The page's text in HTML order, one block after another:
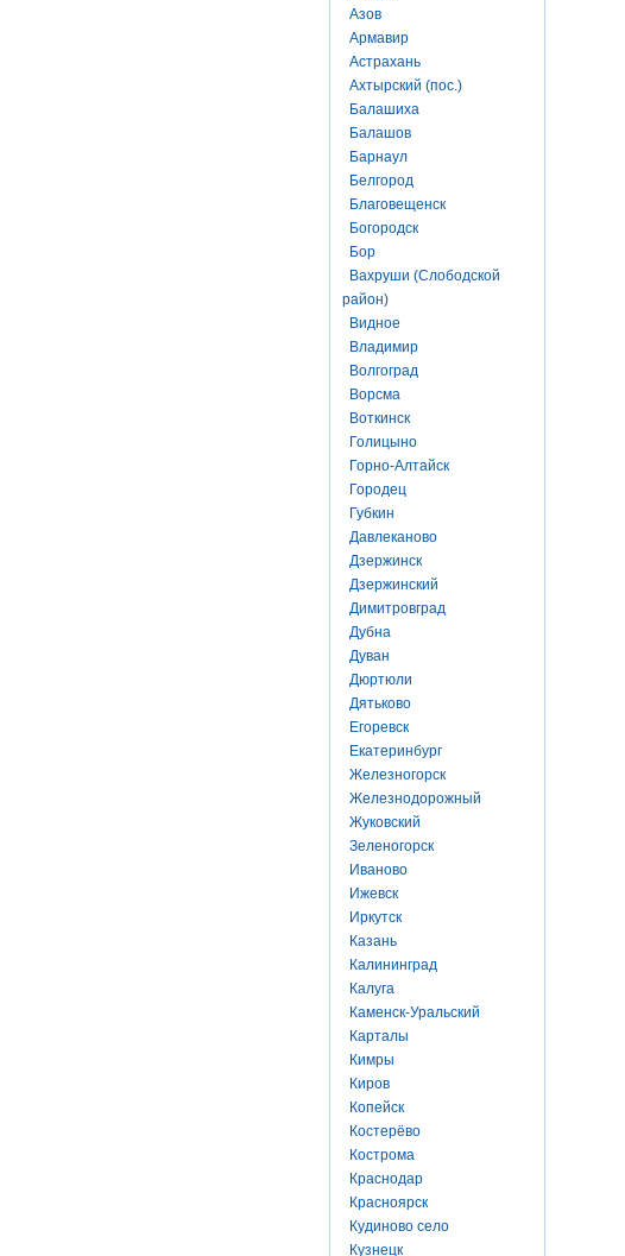
Азов
Армавир
Астрахань
Ахтырский (пос.)
Балашиха
Балашов
Барнаул
Белгород
Благовещенск
Богородск
Бор
Вахруши (Слободской
район)
Видное
Владимир
Волгоград
Ворсма
Воткинск
Голицыно
Горно-Алтайск
Городец
Губкин
Давлеканово
Дзержинск
Дзержинский
Димитровград
Дубна
Дуван
Дюртюли
Дятьково
Егоревск
Екатеринбург
Железногорск
Железнодорожный
Жуковский
Зеленогорск
Иваново
Ижевск
Иркутск
Казань
Калининград
Калуга
Каменск-Уральский
Карталы
Кимры
Киров
Копейск
Костерёво
Кострома
Краснодар
Красноярск
Кудиново село
Кузнецк